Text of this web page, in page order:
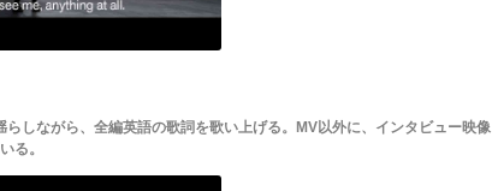
しながら、全編英語の歌詞を歌い上げる。MV以外に、インタビュー映像
る。